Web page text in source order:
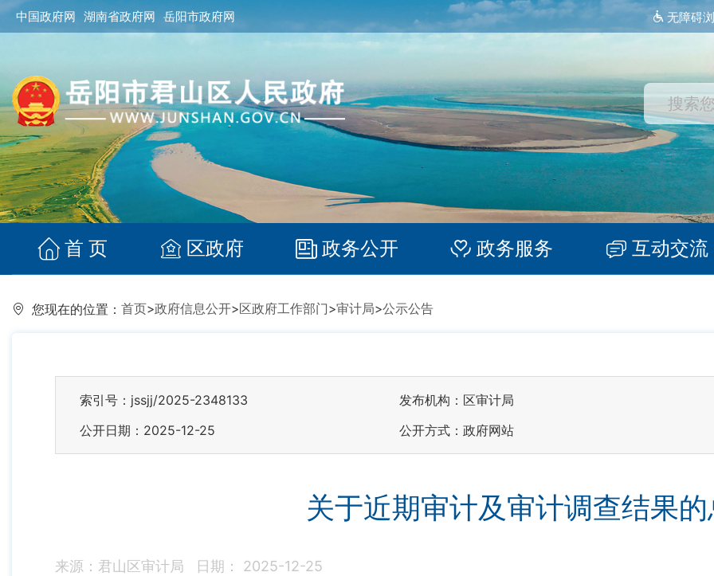
中国政府网 湖南省政府网 岳阳市政府网 无障碍
首 页 区政府 政务公开 政务服务 互动交流
您现在的位置： 首页>政府信息公开>区政府工作部门>审计局>公示公告
索引号：jssjj/2025-2348133
发布机构：区审计局
公开日期：2025-12-25
公开方式：政府网站
关于近期审计及审计调查结果
来源：君山区审计局 日期： 2025-12-25